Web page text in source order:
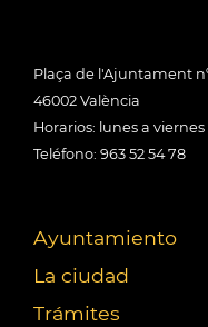
Plaça de l'Ajuntament
46002 València
Horarios: lunes a
Teléfono: 963 52 54 78
Ayuntamiento
La ciudad
Trámites